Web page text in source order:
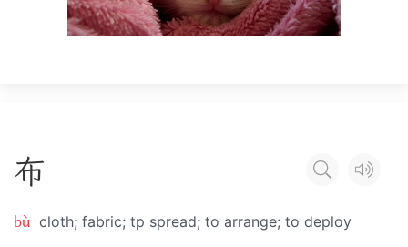
布
bù cloth; fabric; tp spread; to arrange; to deploy